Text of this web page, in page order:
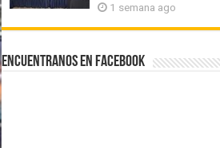
1 semana ago
Encuentranos en Facebook